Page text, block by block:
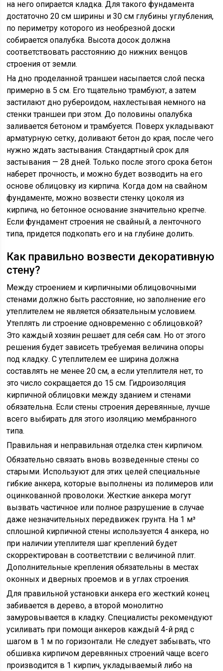
на него опирается кладка. Для такого фундамента
достаточно 20 см ширины и 30 см глубины углубления,
по периметру которого из необрезной доски
собирается опалубка. Высота досок должна
соответствовать расстоянию до нижних венцов
строения от земли.
На дно проделанной траншеи насыпается слой песка
примерно в 5 см. Его тщательно трамбуют, а затем
застилают дно рубероидом, нахлестывая немного на
стенки траншеи при этом. До половины опалубка
заливается бетоном и трамбуется. Поверх укладывают
арматурную сетку, доливают бетон до края, после чего
нужно ждать застывания. Стандартный срок для
застывания — 28 дней. Только после этого срока бетон
наберет прочность, и можно будет возводить на его
основе облицовку из кирпича. Когда дом на свайном
фундаменте, можно возвести стенку цоколя из
кирпича, но бетонное основание значительно крепче.
Если фундамент строения не свайный, а ленточного
типа, придется подкопать его и на глубине долить.
Как правильно возвести декоративную
стену?
Между строением и кирпичными облицовочными
стенами должно быть расстояние, но заполнение его
утеплителем не является обязательным условием.
Утеплять ли строение одновременно с облицовкой?
Это каждый хозяин решает для себя сам. Но от этого
решения будет зависеть требуемая величина опоры
под кладку. С утеплителем ее ширина должна
составлять не менее 20 см, а если утеплителя нет, то
это число сокращается до 15 см. Гидроизоляция
кирпичной облицовки между зданием и стенами
обязательна. Если стены строения деревянные, лучше
всего выбирать для этого изоляцию мембранного
типа.
Правильная и неправильная отделка стен кирпичом.
Обязательно связать вновь возведенные стены со
старыми. Используют для этих целей специальные
гибкие анкера, которые выполнены из полимеров или
оцинкованной проволоки. Жесткие анкера могут
вызвать частичное или полное разрушение в случае
даже незначительных передвижек грунта. На 1 м³
сплошной кирпичной стены используется 4 анкера, но
при наличии утеплителя шаг креплений будет
скорректирован в соответствии с величиной плит.
Дополнительные крепления обязательны в местах
оконных и дверных проемов и в углах строения.
Для правильной установки анкера его жесткий конец
забивается в дерево, а второй монолитно
замуровывается в кладку. Специалисты рекомендуют
усиливать при помощи анкеров каждый 4-й ряд с
шагом в 1 м по горизонтали. Не следует забывать, что
обшивка кирпичом деревянных строений чаще всего
производится в 1 кирпич, укладываемый либо на